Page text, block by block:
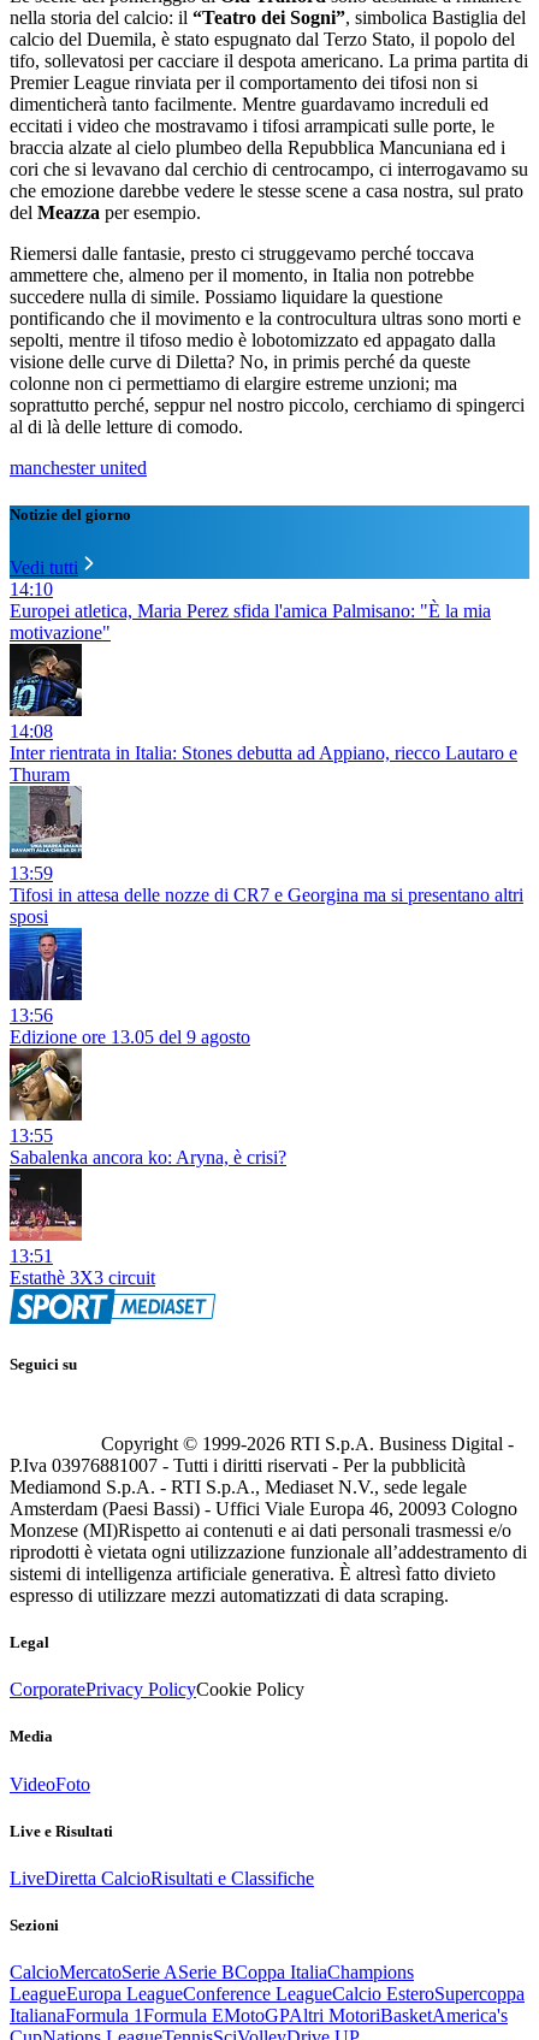
nella storia del calcio: il “Teatro dei Sogni”, simbolica Bastiglia del
calcio del Duemila, è stato espugnato dal Terzo Stato, il popolo del
tifo, sollevatosi per cacciare il despota americano. La prima partita di
Premier League rinviata per il comportamento dei tifosi non si
dimenticherà tanto facilmente. Mentre guardavamo increduli ed
eccitati i video che mostravamo i tifosi arrampicati sulle porte, le
braccia alzate al cielo plumbeo della Repubblica Mancuniana ed i
cori che si levavano dal cerchio di centrocampo, ci interrogavamo su
che emozione darebbe vedere le stesse scene a casa nostra, sul prato
del Meazza per esempio.
Riemersi dalle fantasie, presto ci struggevamo perché toccava
ammettere che, almeno per il momento, in Italia non potrebbe
succedere nulla di simile. Possiamo liquidare la questione
pontificando che il movimento e la controcultura ultras sono morti e
sepolti, mentre il tifoso medio è lobotomizzato ed appagato dalla
visione delle curve di Diletta? No, in primis perché da queste
colonne non ci permettiamo di elargire estreme unzioni; ma
soprattutto perché, seppur nel nostro piccolo, cerchiamo di spingerci
al di là delle letture di comodo.
manchester united
Notizie del giorno
Vedi tutti
14:10
Europei atletica, Maria Perez sfida l'amica Palmisano: "È la mia
motivazione"
14:08
Inter rientrata in Italia: Stones debutta ad Appiano, riecco Lautaro e
Thuram
13:59
Tifosi in attesa delle nozze di CR7 e Georgina ma si presentano altri
sposi
13:56
Edizione ore 13.05 del 9 agosto
13:55
Sabalenka ancora ko: Aryna, è crisi?
13:51
Estathè 3X3 circuit
Seguici su
Copyright © 1999-2026 RTI S.p.A. Business Digital -
P.Iva 03976881007 - Tutti i diritti riservati - Per la pubblicità
Mediamond S.p.A. - RTI S.p.A., Mediaset N.V., sede legale
Amsterdam (Paesi Bassi) - Uffici Viale Europa 46, 20093 Cologno
Monzese (MI)Rispetto ai contenuti e ai dati personali trasmessi e/o
riprodotti è vietata ogni utilizzazione funzionale all’addestramento di
sistemi di intelligenza artificiale generativa. È altresì fatto divieto
espresso di utilizzare mezzi automatizzati di data scraping.
Legal
CorporatePrivacy PolicyCookie Policy
Media
VideoFoto
Live e Risultati
LiveDiretta CalcioRisultati e Classifiche
Sezioni
CalcioMercatoSerie ASerie BCoppa ItaliaChampions
LeagueEuropa LeagueConference LeagueCalcio EsteroSupercoppa
ItalianaFormula 1Formula EMotoGPAltri MotoriBasketAmerica's